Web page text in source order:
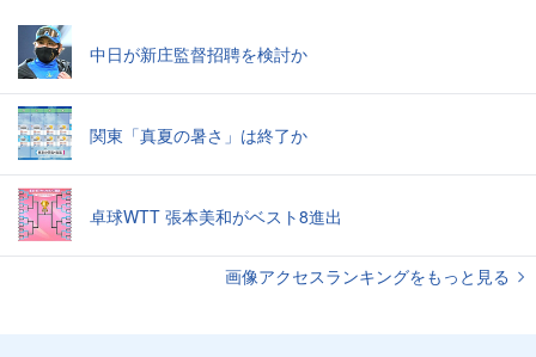
中日が新庄監督招聘を検討か
関東「真夏の暑さ」は終了か
卓球WTT 張本美和がベスト8進出
画像アクセスランキングをもっと見る